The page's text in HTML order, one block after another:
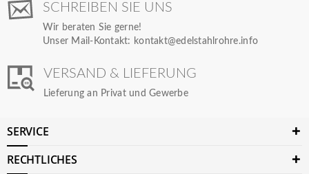
SCHREIBEN SIE UNS
Wir beraten Sie gerne!
Unser Mail-Kontakt: kontakt@edelstahlrohre.info
VERSAND & LIEFERUNG
Lieferung an Privat und Gewerbe
SERVICE
RECHTLICHES